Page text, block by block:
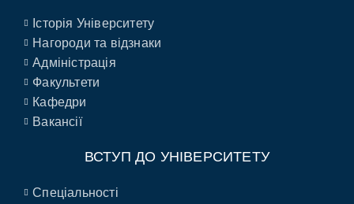
Історія Університету
Нагороди та відзнаки
Адміністрація
Факультети
Кафедри
Вакансії
ВСТУП ДО УНІВЕРСИТЕТУ
Спеціальності